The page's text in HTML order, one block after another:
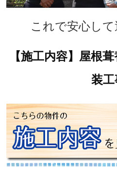
これで安心して
【施工内容】屋根
装工